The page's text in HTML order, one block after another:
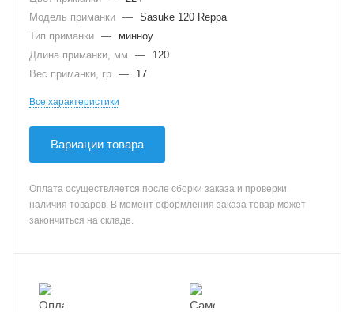
Модель приманки — Sasuke 120 Reppa
Тип приманки —
минноу
Длина приманки, мм
—
120
Вес приманки, гр — 17
Все характеристики
Вариации товара
Оплата осуществляется после сборки заказа и проверки
наличия товаров. В момент оформления заказа товар может
закончиться на складе.